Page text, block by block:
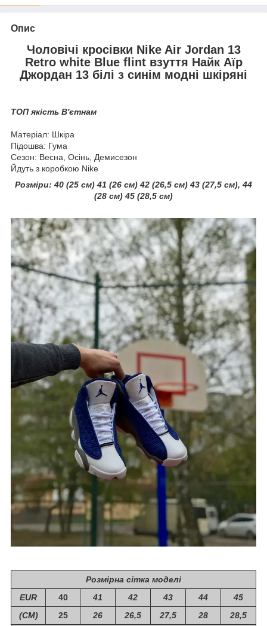
Опис
Чоловічі кросівки Nike Air Jordan 13
Retro white Blue flint взуття Найк Аїр
Джордан 13 білі з синім модні шкіряні
ТОП якість В'єтнам
Матеріал: Шкіра
Підошва: Гума
Сезон: Весна, Осінь, Демисезон
Йдуть з коробкою Nike
Розміри: 40 (25 см) 41 (26 см) 42 (26,5 см) 43 (27,5 см), 44
(28 см) 45 (28,5 см)
Розмірна сітка моделі
EUR
40 41 42 43 44
45
(СМ)
25 26 26,5 27,5 28
28,5